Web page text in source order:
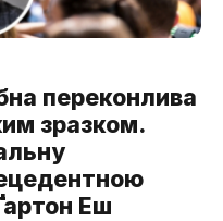
переконлива
зразком.
Еш